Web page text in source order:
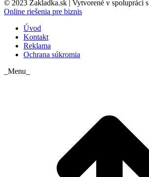
© 2023 Zakladka.sk | Vytvorené v spolupráci s
Online riešenia pre biznis
Úvod
Kontakt
Reklama
Ochrana súkromia
_Menu_